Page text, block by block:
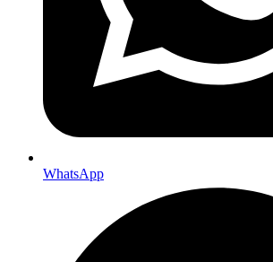
WhatsApp